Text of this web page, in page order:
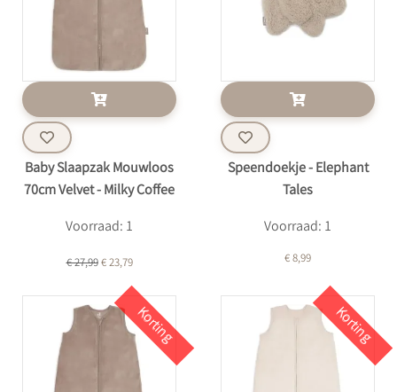
Baby Slaapzak Mouwloos
70cm Velvet - Milky Coffee
Voorraad: 1
€ 27,99€ 23,79
Speendoekje - Elephant
Tales
Voorraad: 1
€ 8,99
Korting Korting